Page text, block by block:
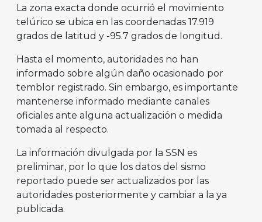
La zona exacta donde ocurrió el movimiento
telúrico se ubica en las coordenadas 17.919
grados de latitud y -95.7 grados de longitud.
Hasta el momento, autoridades no han
informado sobre algún daño ocasionado por
temblor registrado. Sin embargo, es importante
mantenerse informado mediante canales
oficiales ante alguna actualización o medida
tomada al respecto.
La información divulgada por la SSN es
preliminar, por lo que los datos del sismo
reportado puede ser actualizados por las
autoridades posteriormente y cambiar a la ya
publicada.